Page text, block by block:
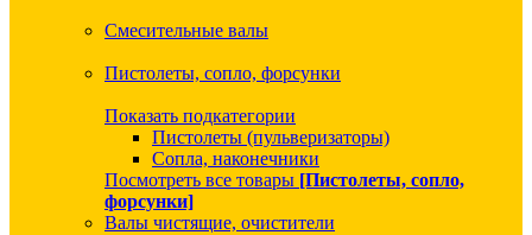
Смесительные валы
Пистолеты, сопло, форсунки
Показать подкатегории
Пистолеты (пульверизаторы)
Сопла, наконечники
Посмотреть все товары [Пистолеты, сопло,
форсунки]
Валы чистящие, очистители